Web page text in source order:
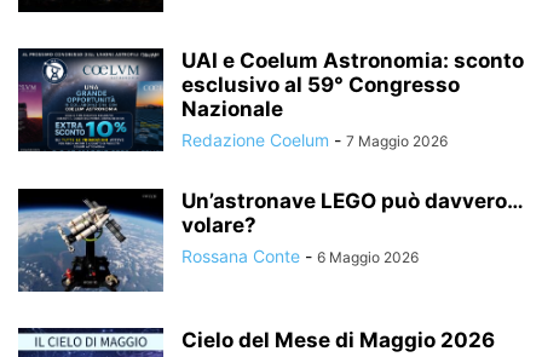
UAI e Coelum Astronomia: sconto
esclusivo al 59° Congresso
Nazionale
Redazione Coelum - 7 Maggio 2026
Un’astronave LEGO può davvero…
volare?
Rossana Conte - 6 Maggio 2026
Cielo del Mese di Maggio 2026